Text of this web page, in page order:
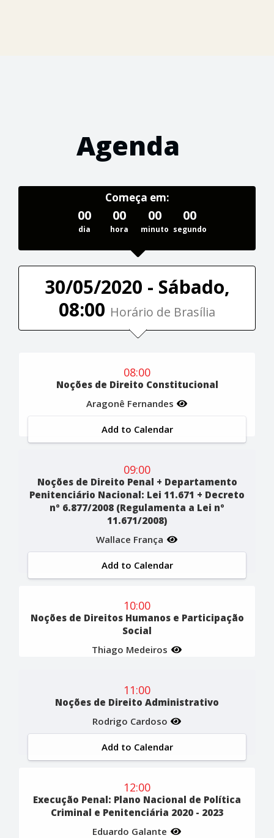
Agenda
Começa em:
00
dia
00
hora
00
minuto
00
segundo
30/05/2020 - Sábado,
08:00 Horário de Brasília
08:00
Noções de Direito Constitucional
Aragonê Fernandes
Add to Calendar
09:00
Noções de Direito Penal + Departamento
Penitenciário Nacional: Lei 11.671 + Decreto
nº 6.877/2008 (Regulamenta a Lei nº
11.671/2008)
Wallace França
Add to Calendar
10:00
Noções de Direitos Humanos e Participação
Social
Thiago Medeiros
11:00
Noções de Direito Administrativo
Rodrigo Cardoso
Add to Calendar
12:00
Execução Penal: Plano Nacional de Política
Criminal e Penitenciária 2020 - 2023
Eduardo Galante